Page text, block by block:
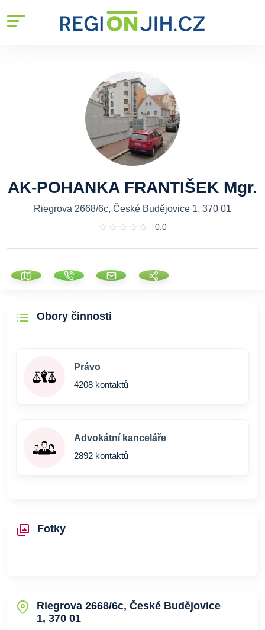
AK-POHANKA FRANTIŠEK Mgr.
Riegrova 2668/6c, České Budějovice 1, 370 01
0.0
Obory činnosti
Právo
4208 kontaktů
Advokátní kanceláře
2892 kontaktů
Fotky
Riegrova 2668/6c, České Budějovice
1, 370 01